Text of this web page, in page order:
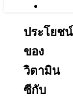
ประโยชน์
ของ
วิตามิน
ซีกับ